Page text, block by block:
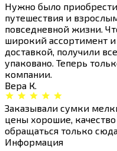
Нужно было
путешествия и
повседневной жизни.
широкий ассортимент
доставкой, получили
упаковано. Теперь
компании.
Вера К.
Заказывали сумки
цены хорошие,
обращаться только
Информация